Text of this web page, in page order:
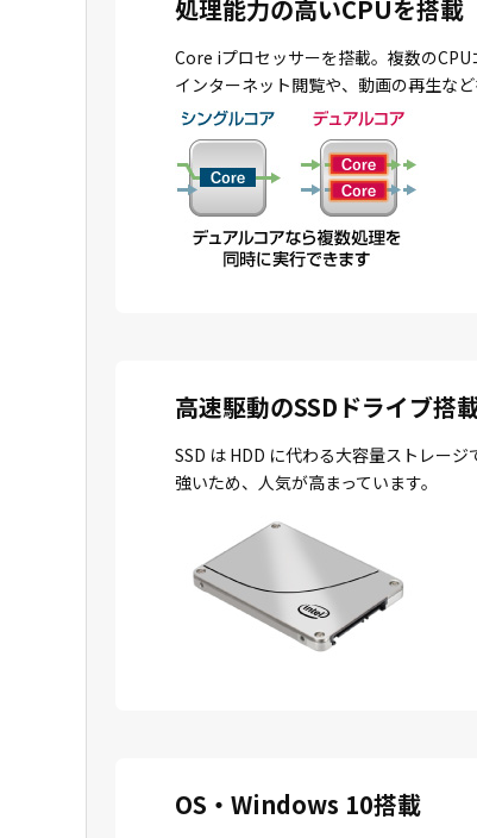
処理能力の高いCPUを搭載
Core iプロセッサーを搭載。複数の
インターネット閲覧や、動画の再生など
高速駆動のSSDドライブ搭
SSD は HDD に代わる大容量ストレー
強いため、人気が高まっています。
OS・Windows 10搭載